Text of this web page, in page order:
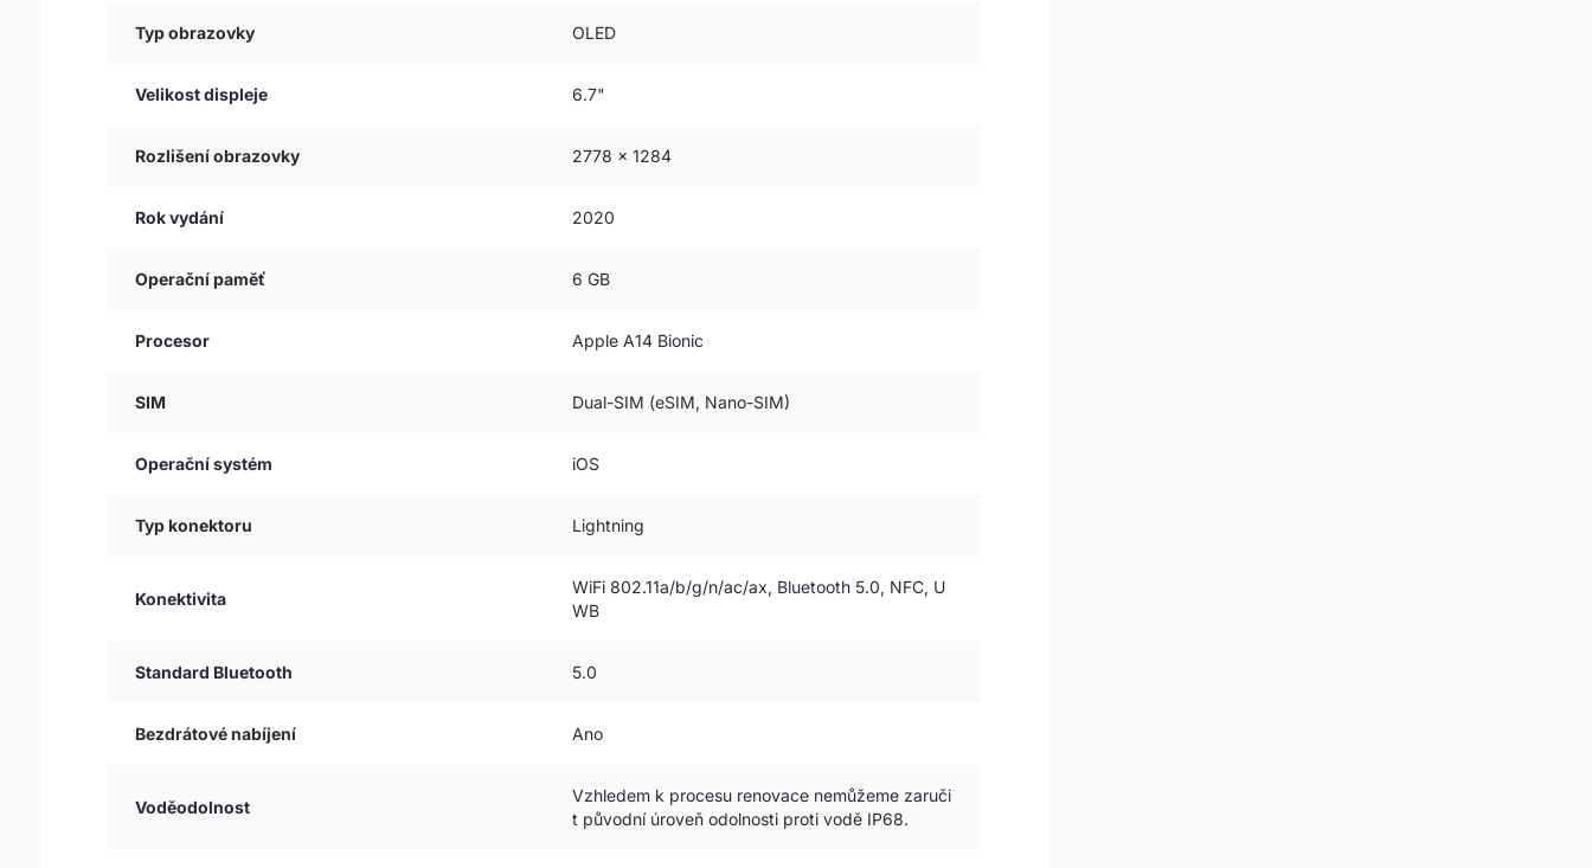
Typ obrazovky OLED
Velikost displeje 6.7"
Rozlišení obrazovky 2778 x 1284
Rok vydání 2020
Operační paměť 6 GB
Procesor Apple A14 Bionic
SIM Dual-SIM (eSIM, Nano-SIM)
Operační systém iOS
Typ konektoru Lightning
Konektivita
WiFi 802.11a/b/g/n/ac/ax, Bluetooth 5.0, NFC, U
WB
Standard Bluetooth 5.0
Bezdrátové nabíjení Ano
Voděodolnost
Vzhledem k procesu renovace nemůžeme zaruči
t původní úroveň odolnosti proti vodě IP68.